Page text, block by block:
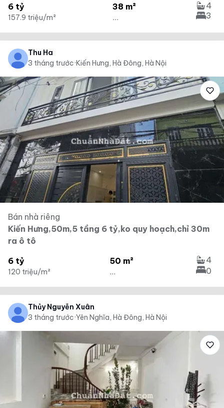
6 tỷ
157.9 triệu/m²
38 m²
...
4
3
Thu Ha
3 tháng trước·Kiến Hưng, Hà Đông, Hà Nội
Bán nhà riêng
Kiến Hưng,50m,5 tầng 6 tỷ,ko quy hoạch,chỉ 30m
ra ô tô
6 tỷ
120 triệu/m²
50 m²
...
4
0
Thủy Nguyễn Xuân
3 tháng trước·Yên Nghĩa, Hà Đông, Hà Nội